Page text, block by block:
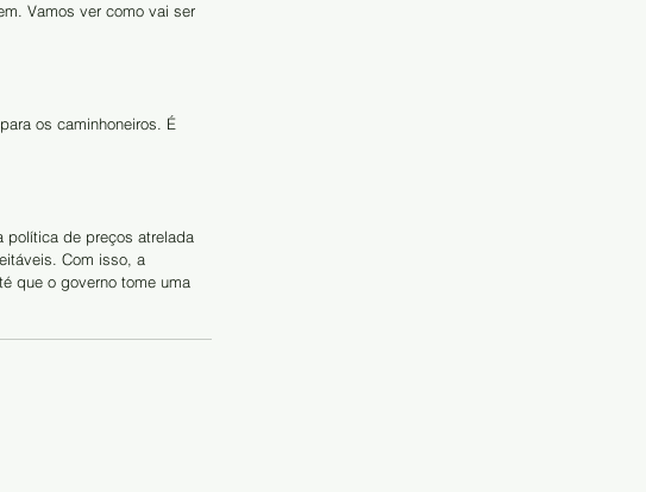
Vamos ver como vai ser
os caminhoneiros. É
política de preços atrelada
Com isso, a
que o governo tome uma